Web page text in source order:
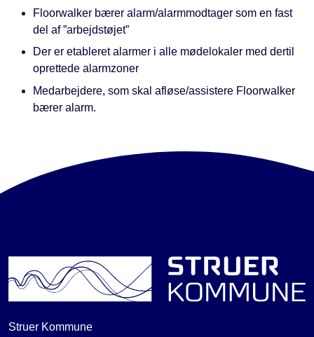
Floorwalker bærer alarm/alarmmodtager som en fast
del af ”arbejdstøjet”
Der er etableret alarmer i alle mødelokaler med dertil
oprettede alarmzoner
Medarbejdere, som skal afløse/assistere Floorwalker
bærer alarm.
Struer Kommune